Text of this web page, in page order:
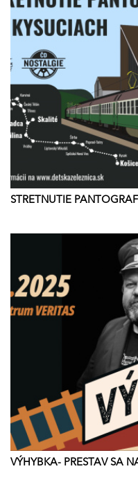
STRETNUTIE
VÝHYBKA- PRESTAV SA